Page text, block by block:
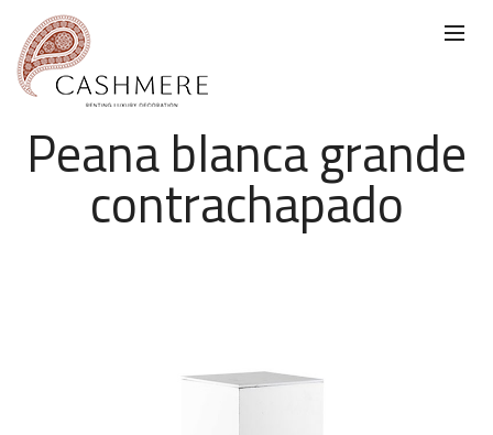
Peana blanca grande
contrachapado